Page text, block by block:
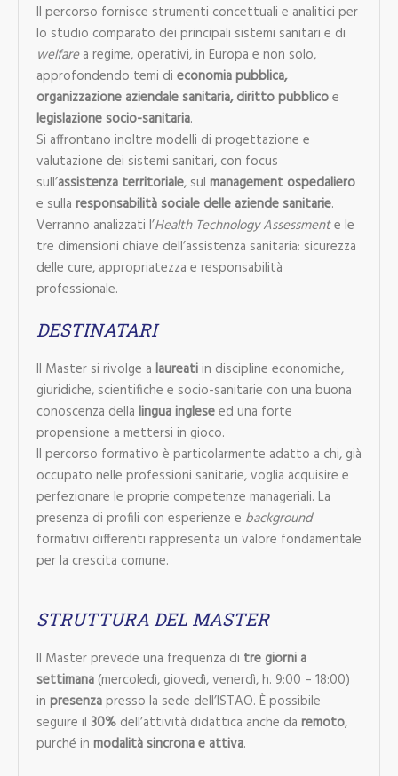
Il percorso fornisce strumenti concettuali e analitici per
lo studio comparato dei principali sistemi sanitari e di
welfarea regime, operativi, in Europa e non solo,
approfondendo temi di economia pubblica,
organizzazione aziendale sanitaria, diritto pubblicoe
legislazione socio-sanitaria.
Si affrontano inoltre modelli di progettazione e
valutazione dei sistemi sanitari, con focus
sull’assistenza territoriale, sul management ospedaliero
e sulla responsabilità sociale delle aziende sanitarie.
Verranno analizzati l’Health Technology Assessmente le
tre dimensioni chiave dell’assistenza sanitaria: sicurezza
delle cure, appropriatezza e responsabilità
professionale.
DESTINATARI
Il Master si rivolge a laureatiin discipline economiche,
giuridiche, scientifiche e socio-sanitarie con una buona
conoscenza della lingua ingleseed una forte
propensione a mettersi in gioco.
Il percorso formativo è particolarmente adatto a chi, già
occupato nelle professioni sanitarie, voglia acquisire e
perfezionare le proprie competenze manageriali. La
presenza di profili con esperienze e background
formativi differenti rappresenta un valore fondamentale
per la crescita comune.
STRUTTURA DEL MASTER
Il Master prevede una frequenza di tre giorni a
settimana(mercoledì, giovedì, venerdì, h. 9:00 – 18:00)
in presenzapresso la sede dell’ISTAO. È possibile
seguire il 30%dell’attività didattica anche da remoto,
purché in modalità sincrona e attiva.